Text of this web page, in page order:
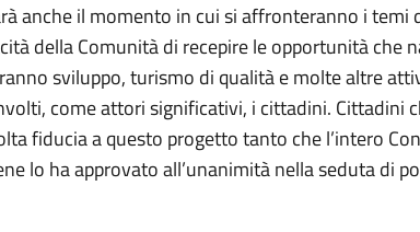
anche il momento in cui si affronteranno i temi
della Comunità di recepire le opportunità che
sviluppo, turismo di qualità e molte altre
come attori significativi, i cittadini. Cittadini
fiducia a questo progetto tanto che l’intero
lo ha approvato all’unanimità nella seduta di